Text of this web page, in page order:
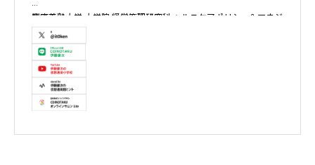
慶應義塾大学 大学院 経営管理研究科 ヘルスケアポリシー＆マネジ
メント集中コース終了
株式会社ソクラテス 代表取締役 / 国内企業暗号資産事業顧問 / 暗
号資産取引所アドバイザー / 暗号資産投資アナリスト / Fintechコ
ンサルタント / 暗号資産非公式アーティスト /YouTuber
テレビ東京WBS出演　テレビ東京モーニングサテライト出演
他各メディア取材、出演